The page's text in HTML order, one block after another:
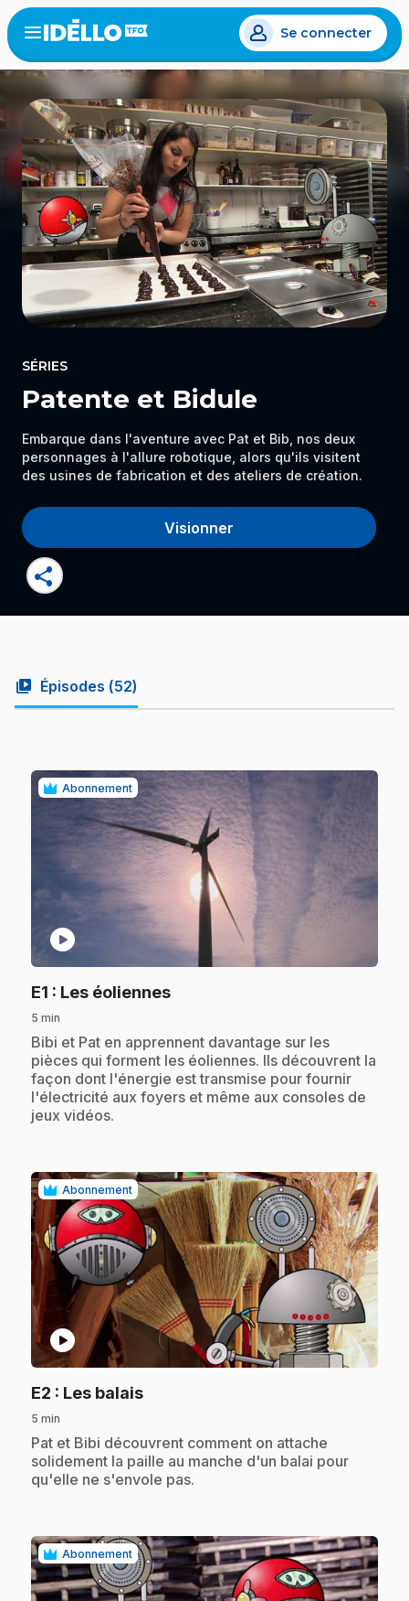
Aller
au
contenu
principal
Open
menu
Se connecter
SÉRIES
Patente et Bidule
Embarque dans l'aventure avec Pat et Bib, nos deux
personnages à l'allure robotique, alors qu'ils visitent
des usines de fabrication et des ateliers de création.
Visionner
share
video_library Épisodes (52)
Abonnement
play_circle
E1 : Les éoliennes.
5 min
.Bibi et Pat en apprennent davantage sur les
pièces qui forment les éoliennes. Ils découvrent la
façon dont l'énergie est transmise pour fournir
l'électricité aux foyers et même aux consoles de
jeux vidéos.
Abonnement
play_circle
E2 : Les balais.
5 min
.Pat et Bibi découvrent comment on attache
solidement la paille au manche d'un balai pour
qu'elle ne s'envole pas.
Abonnement